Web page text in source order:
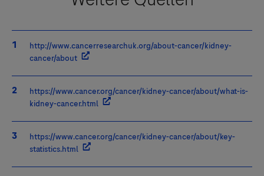
http://www.cancerresearchuk.org/about-cancer/kidney-
cancer/about
https://www.cancer.org/cancer/kidney-cancer/about/what-is-
kidney-cancer.html
https://www.cancer.org/cancer/kidney-cancer/about/key-
statistics.html